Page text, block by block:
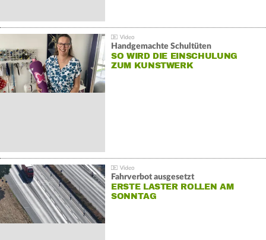
Handgemachte Schultüten
SO WIRD DIE EINSCHULUNG
ZUM KUNSTWERK
Fahrverbot ausgesetzt
ERSTE LASTER ROLLEN AM
SONNTAG